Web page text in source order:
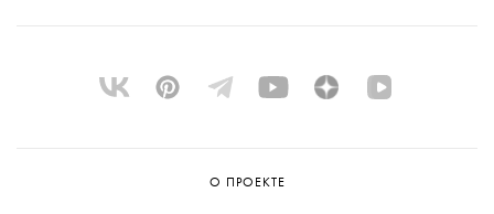
О ПРОЕКТЕ